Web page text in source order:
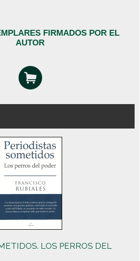
FIRMADOS POR EL
AUTOR
LOS PERROS DEL